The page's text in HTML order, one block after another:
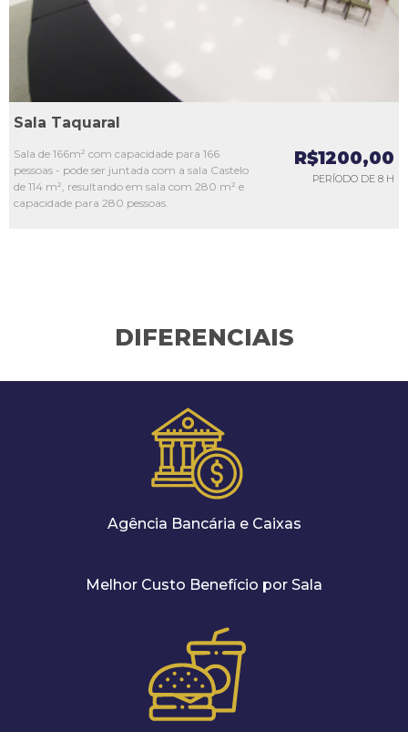
Sala Taquaral
Sala de 166m² com capacidade para 166
pessoas - pode ser juntada com a sala Castelo
de 114 m², resultando em sala com 280 m² e
capacidade para 280 pessoas.
R$1200,00
PERÍODO DE 8 H
DIFERENCIAIS
Agência Bancária e Caixas
Melhor Custo Benefício por Sala